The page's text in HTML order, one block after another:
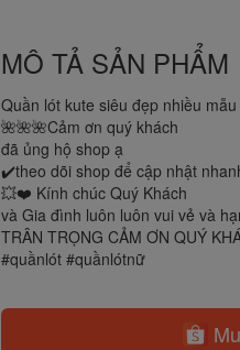
MÔ TẢ SẢN PHẨM
Quần lót kute siêu đẹp nhiều
🌺🌺🌺Cảm ơn quý khách
đã ủng hộ shop ạ
✔️theo dõi shop để cập nhật
💥❤️ Kính chúc Quý Khách
và Gia đình luôn luôn vui vẻ và
TRÂN TRỌNG CẢM ƠN QUÝ
#quầnlót #quầnlótnữ